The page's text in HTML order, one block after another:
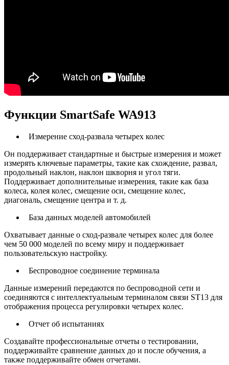
Функции SmartSafe WA913
Измерение сход-развала четырех колес
Он поддерживает стандартные и быстрые измерения и может
измерять ключевые параметры, такие как схождение, развал,
продольный наклон, наклон шкворня и угол тяги.
Поддерживает дополнительные измерения, такие как база
колеса, колея колес, смещение оси, смещение колес,
диагональ, смещение центра и т. д.
База данных моделей автомобилей
Охватывает данные о сход-развале четырех колес для более
чем 50 000 моделей по всему миру и поддерживает
пользовательскую настройку.
Беспроводное соединение терминала
Данные измерений передаются по беспроводной сети и
соединяются с интеллектуальным терминалом связи ST13 для
отображения процесса регулировки четырех колес.
Отчет об испытаниях
Создавайте профессиональные отчеты о тестировании,
поддерживайте сравнение данных до и после обучения, а
также поддерживайте обмен отчетами.